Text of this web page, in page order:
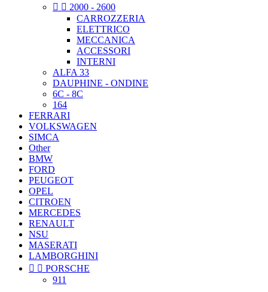
  2000 - 2600
CARROZZERIA
ELETTRICO
MECCANICA
ACCESSORI
INTERNI
ALFA 33
DAUPHINE - ONDINE
6C - 8C
164
FERRARI
VOLKSWAGEN
SIMCA
Other
BMW
FORD
PEUGEOT
OPEL
CITROEN
MERCEDES
RENAULT
NSU
MASERATI
LAMBORGHINI
  PORSCHE
911